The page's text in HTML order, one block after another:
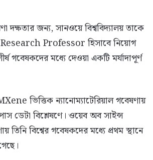
দক্ষতার জন্য, সানওয়ে বিশ্ববিদ্যালয় তাকে
Professor হিসাবে নিয়োগ
গবেষকদের মধ্যে দেওয়া একটি মর্যাদাপূর্ণ
ভিত্তিক ন্যানোম্যাটেরিয়াল গবেষণায়
ডেটা বিশ্লেষণে। ওয়েব অব সাইন্স
তিনি বিশ্বের গবেষকদের মধ্যে প্রথম স্থানে